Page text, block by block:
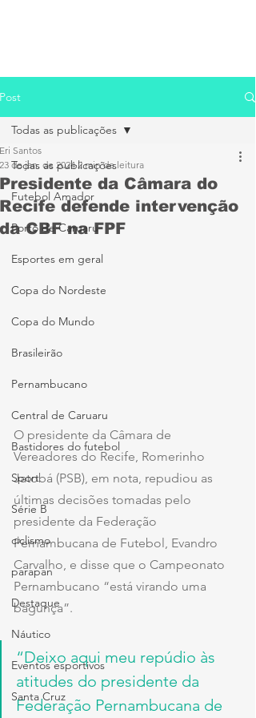
Post
Todas as publicações
Futebol Amador
Porto de Caruaru
Esportes em geral
Copa do Nordeste
Copa do Mundo
Brasileirão
Pernambucano
Central de Caruaru
Bastidores do futebol
Sport
Série B
ciclismo
parapan
Destaque
Náutico
Eventos esportivos
Santa Cruz
Todas as publicações
Presidente da Câmara do
Recife defende intervenção
da CBF na FPF
Eri Santos
23 de jan. de 2024 2 min de leitura
O presidente da Câmara de
Vereadores do Recife, Romerinho
Jatobá (PSB), em nota, repudiou as
últimas decisões tomadas pelo
presidente da Federação
Pernambucana de Futebol, Evandro
Carvalho, e disse que o Campeonato
Pernambucano “está virando uma
bagunça”.
“Deixo aqui meu repúdio às
atitudes do presidente da
Federação Pernambucana de